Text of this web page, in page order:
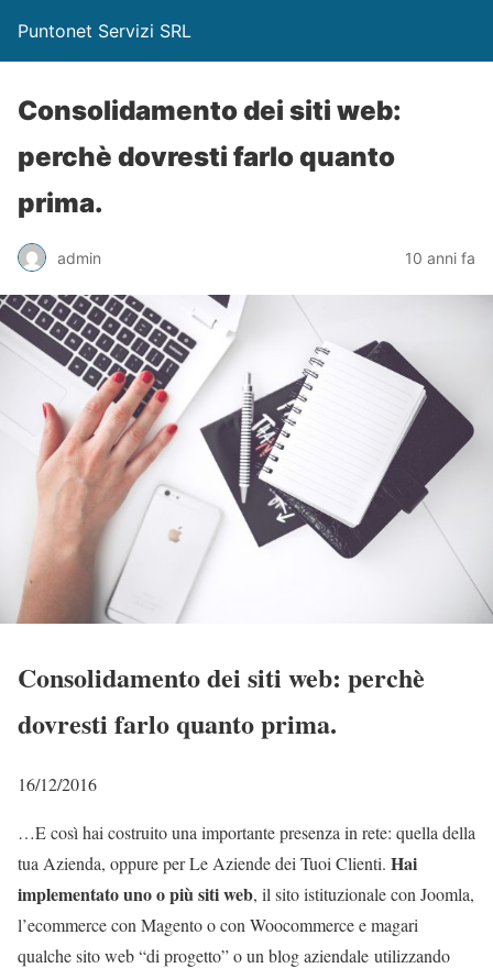
Puntonet Servizi SRL
Consolidamento dei siti web:
perchè dovresti farlo quanto
prima.
admin 10 anni fa
Consolidamento dei siti web: perchè
dovresti farlo quanto prima.
16/12/2016
…E così hai costruito una importante presenza in rete: quella della
tua Azienda, oppure per Le Aziende dei Tuoi Clienti. Hai
implementato uno o più siti web, il sito istituzionale con Joomla,
l’ecommerce con Magento o con Woocommerce e magari
qualche sito web “di progetto” o un blog aziendale utilizzando